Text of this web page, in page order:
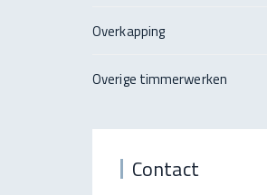
Overkapping
Overige timmerwerken
Contact